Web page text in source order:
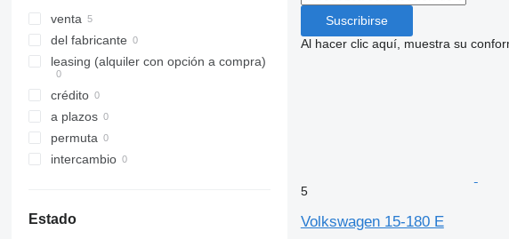
venta
del fabricante
leasing (alquiler con opción a compra)
crédito
a plazos
permuta
intercambio
Estado
Suscribirse
Al hacer clic aquí, muestra su
5
Volkswagen 15-180 E